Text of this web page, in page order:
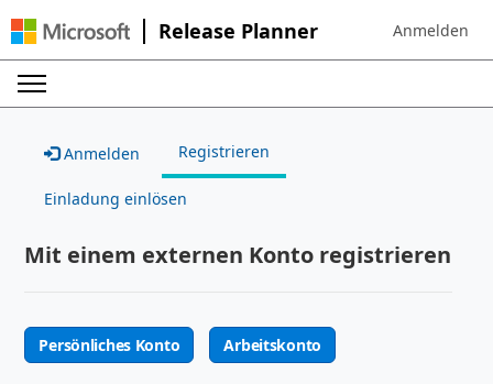
Release Planner Sign in to
Anmelden
Anmelden Registrieren
Einladung einlösen
Mit einem externen Konto registrieren
Persönliches Konto Arbeitskonto